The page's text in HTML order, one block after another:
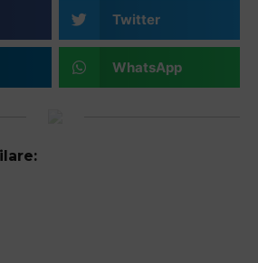
Twitter
WhatsApp